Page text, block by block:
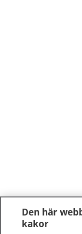
Den här
kakor